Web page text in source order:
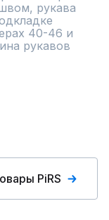
рукава
40-46 и
рукавов
PiRS